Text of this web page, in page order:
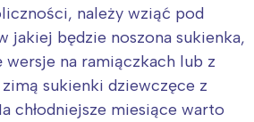
należy wziąć pod
jakiej będzie noszona sukienka,
wersje na ramiączkach lub z
sukienki dziewczęce z
chłodniejsze miesiące warto
mnie wydarzenia z
regionu: